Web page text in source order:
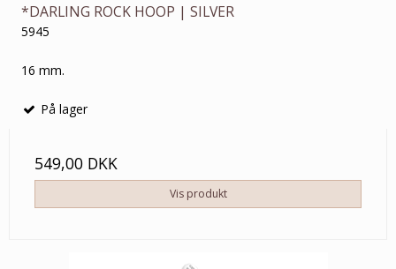
*DARLING ROCK HOOP | SILVER
5945
16 mm.
På lager
549,00 DKK
Vis produkt